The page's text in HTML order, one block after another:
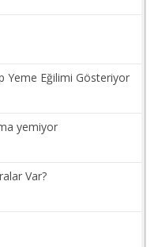
Yeme Eğilimi Gösteriyor
yemiyor
Var?